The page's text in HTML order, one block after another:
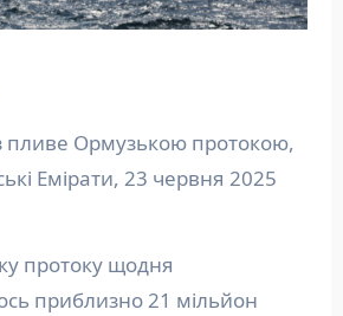
Емірати, 23 червня 2025
протоку щодня
приблизно 21 мільйон